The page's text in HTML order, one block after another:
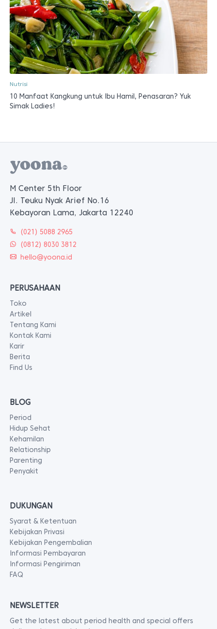
Nutrisi
10 Manfaat Kangkung untuk Ibu Hamil, Penasaran? Yuk
Simak Ladies!
M Center 5th Floor
Jl. Teuku Nyak Arief No.16
Kebayoran Lama, Jakarta 12240
(021) 5088 2965
(0812) 8030 3812
hello@yoona.id
PERUSAHAAN
Toko
Artikel
Tentang Kami
Kontak Kami
Karir
Berita
Find Us
BLOG
Period
Hidup Sehat
Kehamilan
Relationship
Parenting
Penyakit
DUKUNGAN
Syarat & Ketentuan
Kebijakan Privasi
Kebijakan Pengembalian
Informasi Pembayaran
Informasi Pengiriman
FAQ
NEWSLETTER
Get the latest about period health and special offers